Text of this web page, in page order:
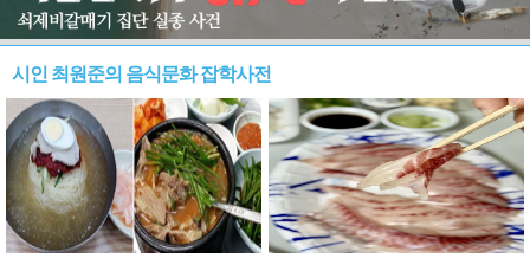
시인 최원준의 음식문화 잡학사전